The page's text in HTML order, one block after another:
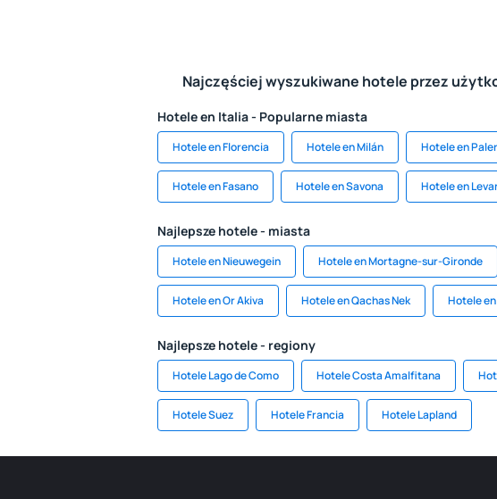
Najczęściej wyszukiwane hotele przez
Hotele en Italia - Popularne miasta
Hotele en Florencia Hotele en Milán Hotele en
Hotele en Fasano Hotele en Savona Hotele en
Najlepsze hotele - miasta
Hotele en Nieuwegein Hotele en Mortagne-sur-Gironde
Hotele en Or Akiva Hotele en Qachas Nek Hotele
Najlepsze hotele - regiony
Hotele Lago de Como Hotele Costa Amalfitana
Hotele Suez Hotele Francia Hotele Lapland